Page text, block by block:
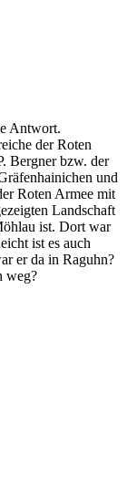
Antwort.
der Roten
Bergner bzw. der
und
Roten Armee mit
Landschaft
ist. Dort war
ist es auch
er da in Raguhn?
weg?